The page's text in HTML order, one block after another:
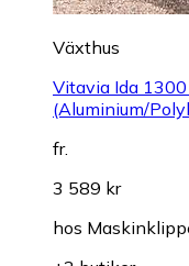
Växthus
Vitavia Ida
(Aluminium/
fr.
3 589 kr
hos